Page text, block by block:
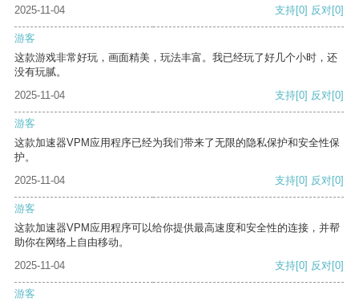
2025-11-04 支持[0] 反对[0]
游客
这款游戏非常好玩，画面精美，玩法丰富。我已经玩了好几个小时，还
没有玩腻。
2025-11-04
支持[0] 反对[0]
游客
这款加速器VPM应用程序已经为我们带来了无限的隐私保护和安全性保
护。
2025-11-04
支持[0] 反对[0]
游客
这款加速器VPM应用程序可以给你提供最高速度和安全性的连接，并帮
助你在网络上自由移动。
2025-11-04
支持[0] 反对[0]
游客